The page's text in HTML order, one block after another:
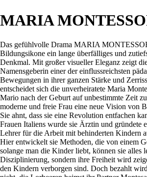
MARIA
Das gefühlvolle Drama MARIA
Bildungsikone ein lange überfälliges und
Denkmal. Mit großer visueller Eleganz zeigt
Namensgeberin einer der einflussreichsten
Bewegungen in ihrer ganzen Stärke und
entscheidet sich die unverheiratete Maria
Mario nach der Geburt auf unbestimmte Zeit
moderne und freie Frau eine neue Vision von
Sie ahnt, dass sie eine Revolution entfachen
Frauen Italiens wurde sie Ärztin und gründete
Lehrer für die Arbeit mit behinderten Kindern
Hier entwickelt sie Methoden, die von einem
solange man die Kinder liebt, können sie alles
Disziplinierung, sondern ihre Freiheit wird
den Kindern verborgen sind. Doch bezahlt